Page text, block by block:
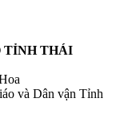
TỈNH THÁI
và Dân vận Tỉnh